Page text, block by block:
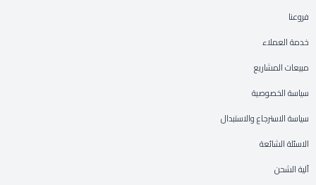
فروعنا
خدمة العملاء
مبيعات المشاريع
سياسة الخصوصية
سياسة الاسترجاع والاستبدال
الاسئلة الشائعة
آلية الشحن